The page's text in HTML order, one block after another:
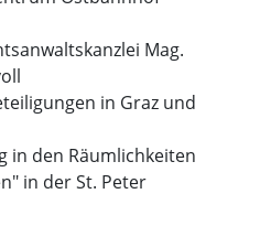
Mag.
in Graz und
in den Räumlichkeiten
in der St. Peter